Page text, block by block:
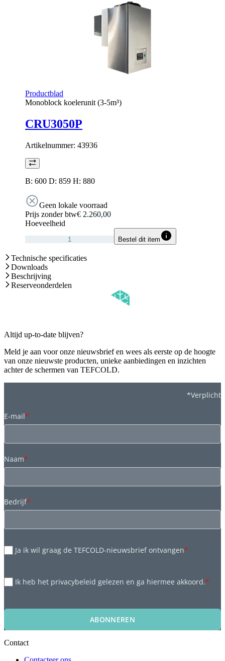
Productblad
Monoblock koelerunit (3-5m³)
CRU3050P
Artikelnummer: 43936
B: 600 D: 859 H: 880
Geen lokale voorraad
Prijs zonder btw€ 2.260,00
Hoeveelheid
Bestel dit item
Technische specificaties
Downloads
Beschrijving
Reserveonderdelen
Altijd up-to-date blijven?
Meld je aan voor onze nieuwsbrief en wees als eerste op de hoogte
van onze nieuwste producten, unieke aanbiedingen en inzichten
achter de schermen van TEFCOLD.
*Verplicht
E-mail*
Naam*
Bedrijf*
Ja ik wil graag de TEFCOLD-nieuwsbrief ontvangen*
Ik heb het privacybeleid gelezen en ga hiermee akkoord.*
ABONNEREN
Contact